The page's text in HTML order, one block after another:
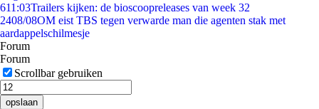
611:03Trailers kijken: de bioscoopreleases van week 32
2408/08OM eist TBS tegen verwarde man die agenten stak met
aardappelschilmesje
Forum
Forum
Scrollbar gebruiken
opslaan